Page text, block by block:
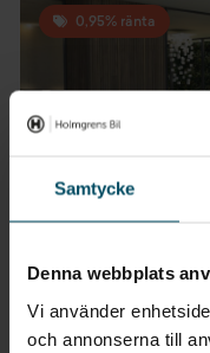
Samtycke
Denna webbplats
Vi använder
och annonserna till
0,95% ränta
Säljs på 2 orter